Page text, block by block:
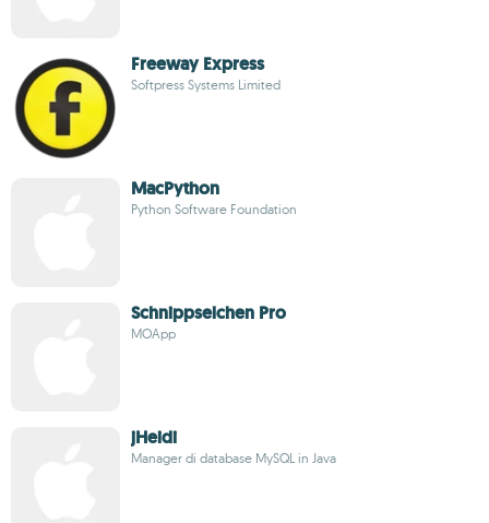
Freeway Express
Softpress Systems Limited
MacPython
Python Software Foundation
Schnippselchen Pro
MOApp
jHeidi
Manager di database MySQL in Java